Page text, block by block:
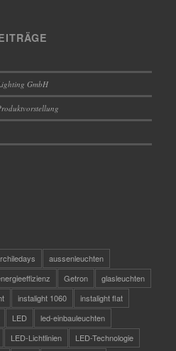
GmbH
aussenleuchten
Getron
glasleuchten
instalight 1060
instalight flat
LED
led-einbauleuchten
LED-Lichtlinien
LED-Technologie